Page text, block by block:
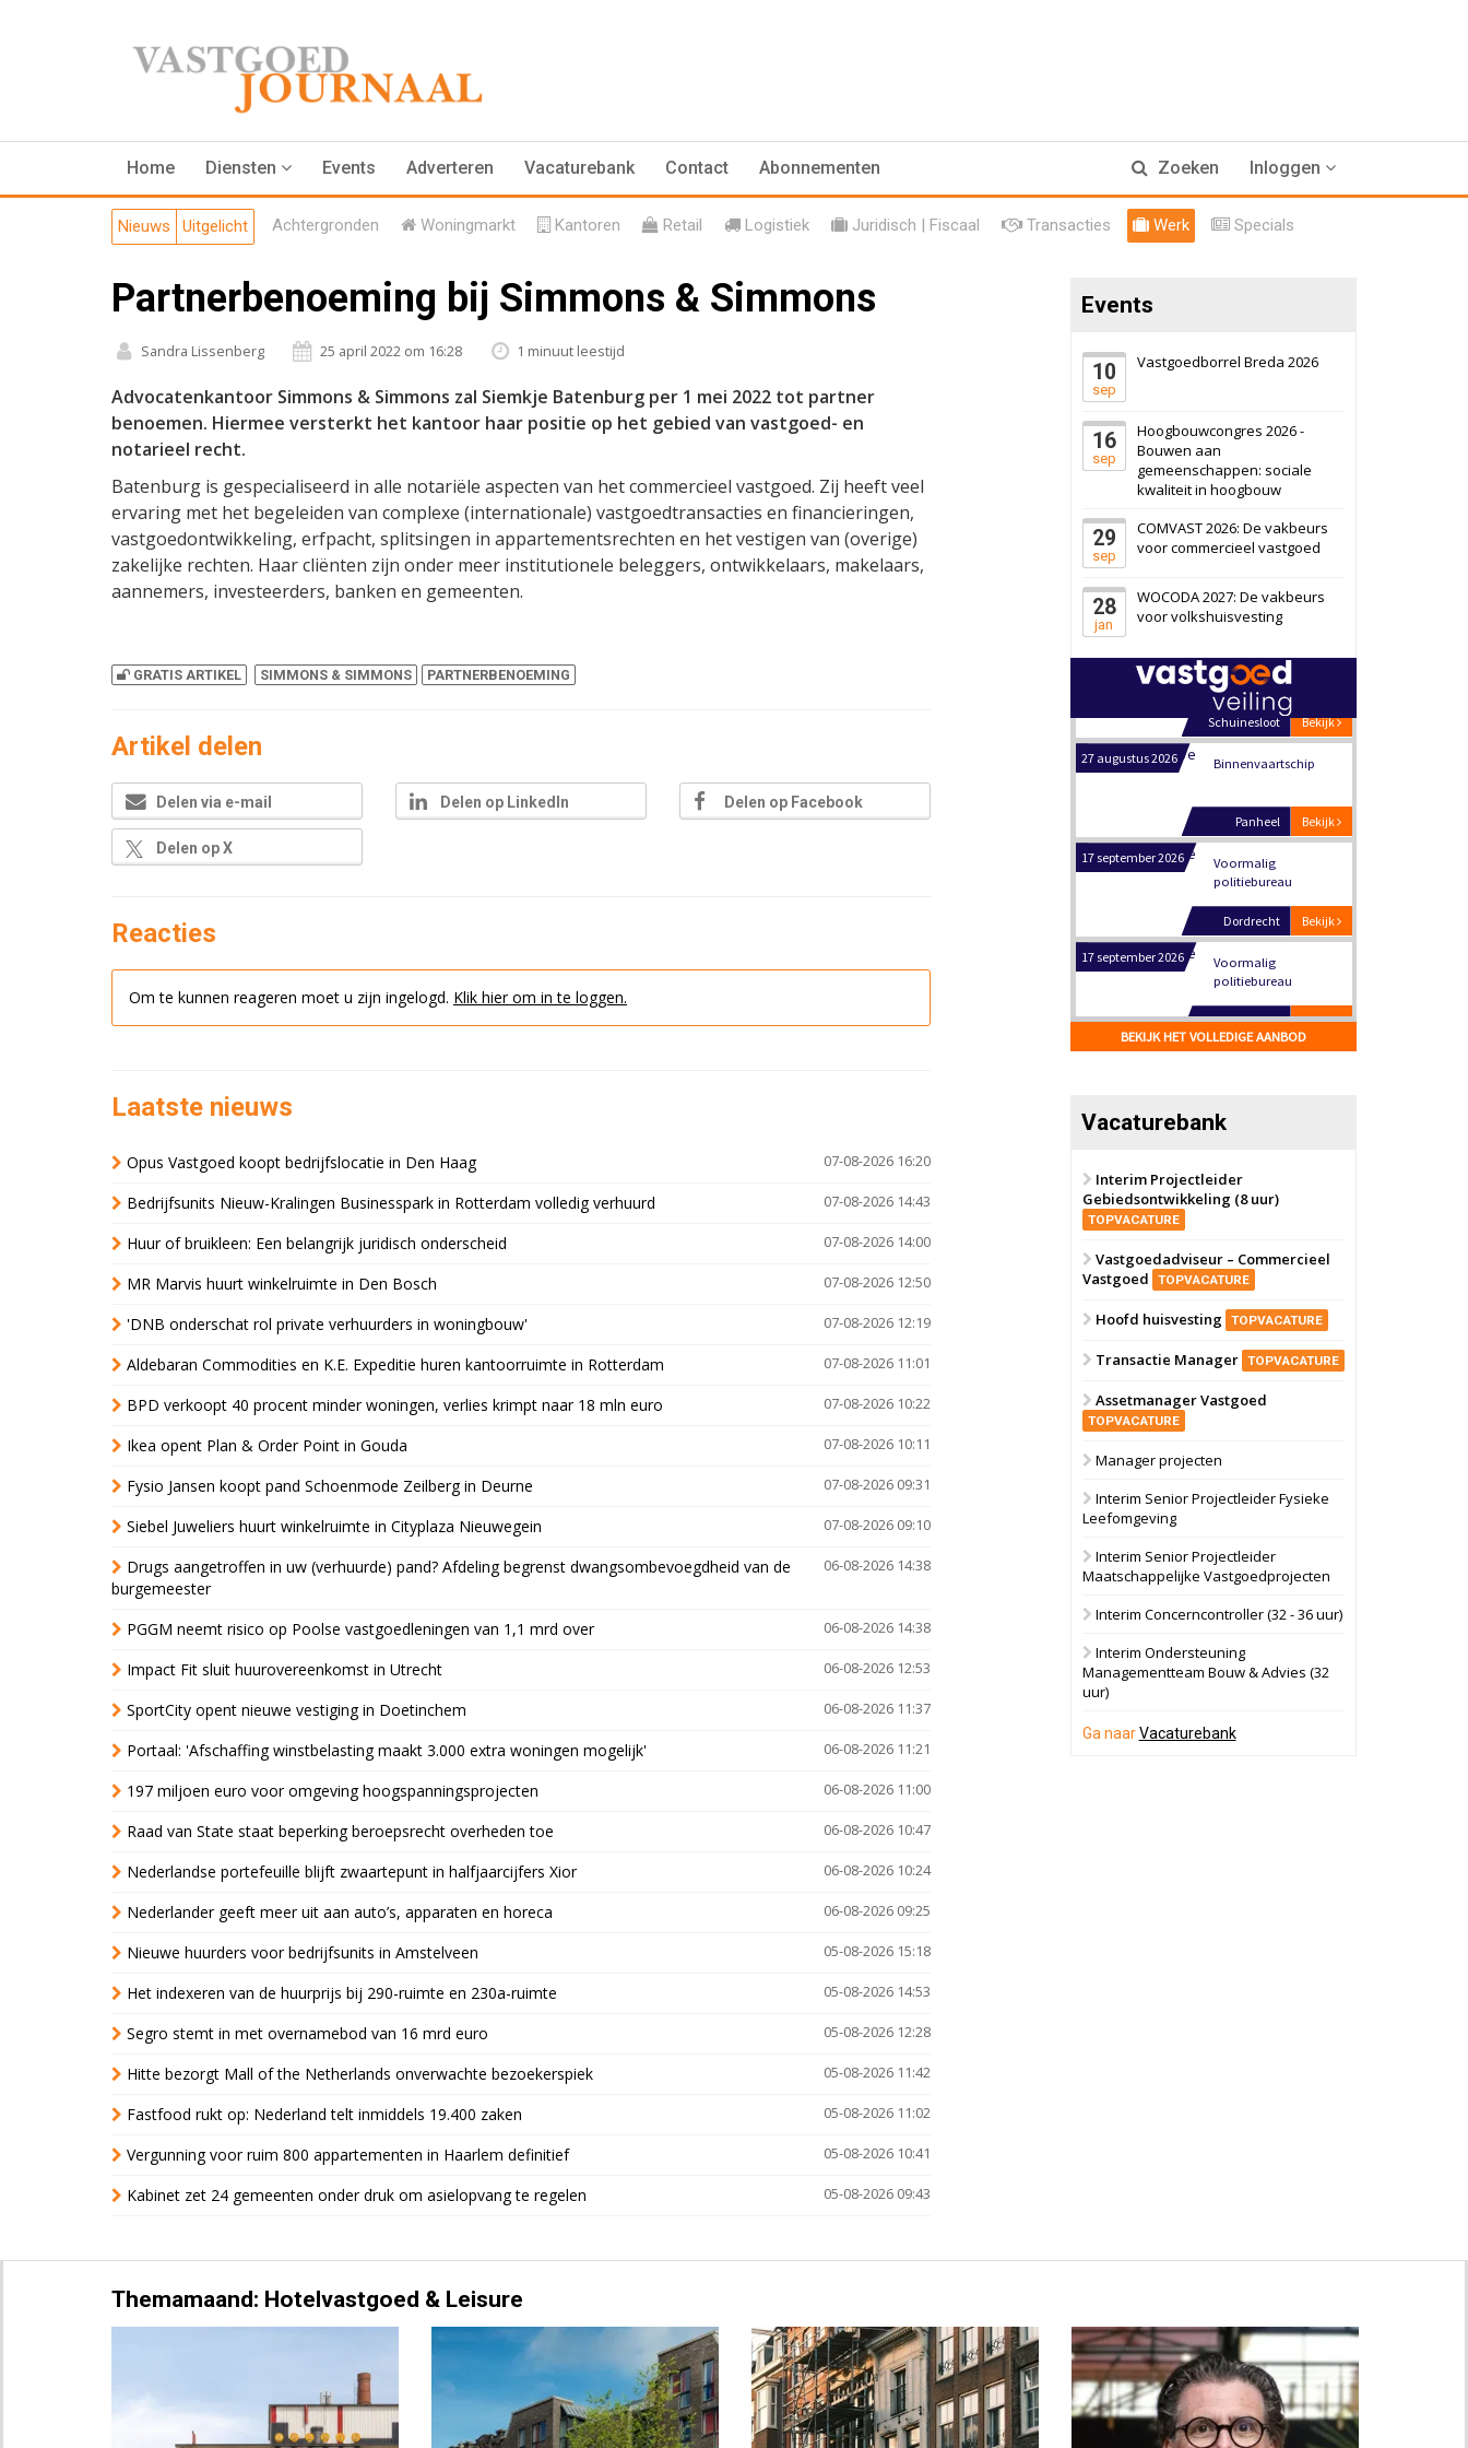
Home Diensten Events Adverteren Vacaturebank Contact Abonnementen Zoeken Inloggen
Nieuws Uitgelicht Achtergronden Woningmarkt Kantoren Retail Logistiek Juridisch | Fiscaal Transacties Werk Specials
Partnerbenoeming bij Simmons & Simmons
Sandra Lissenberg 25 april 2022 om 16:28 1 minuut leestijd
Advocatenkantoor Simmons & Simmons zal Siemkje Batenburg per 1 mei 2022 tot partner
benoemen. Hiermee versterkt het kantoor haar positie op het gebied van vastgoed- en
notarieel recht.
Batenburg is gespecialiseerd in alle notariële aspecten van het commercieel vastgoed. Zij heeft veel
ervaring met het begeleiden van complexe (internationale) vastgoedtransacties en financieringen,
vastgoedontwikkeling, erfpacht, splitsingen in appartementsrechten en het vestigen van (overige)
zakelijke rechten. Haar cliënten zijn onder meer institutionele beleggers, ontwikkelaars, makelaars,
aannemers, investeerders, banken en gemeenten.
GRATIS ARTIKEL SIMMONS & SIMMONS PARTNERBENOEMING
Artikel delen
Delen via e-mail Delen op LinkedIn Delen op Facebook
Delen op X
Reacties
Om te kunnen reageren moet u zijn ingelogd. Klik hier om in te loggen.
Laatste nieuws
07-08-2026 16:20
Opus Vastgoed koopt bedrijfslocatie in Den Haag
07-08-2026 14:43
Bedrijfsunits Nieuw-Kralingen Businesspark in Rotterdam volledig verhuurd
07-08-2026 14:00
Huur of bruikleen: Een belangrijk juridisch onderscheid
07-08-2026 12:50
MR Marvis huurt winkelruimte in Den Bosch
07-08-2026 12:19
'DNB onderschat rol private verhuurders in woningbouw'
07-08-2026 11:01
Aldebaran Commodities en K.E. Expeditie huren kantoorruimte in Rotterdam
07-08-2026 10:22
BPD verkoopt 40 procent minder woningen, verlies krimpt naar 18 mln euro
07-08-2026 10:11
Ikea opent Plan & Order Point in Gouda
07-08-2026 09:31
Fysio Jansen koopt pand Schoenmode Zeilberg in Deurne
07-08-2026 09:10
Siebel Juweliers huurt winkelruimte in Cityplaza Nieuwegein
06-08-2026 14:38
Drugs aangetroffen in uw (verhuurde) pand? Afdeling begrenst dwangsombevoegdheid van de
burgemeester
06-08-2026 14:38
PGGM neemt risico op Poolse vastgoedleningen van 1,1 mrd over
06-08-2026 12:53
Impact Fit sluit huurovereenkomst in Utrecht
06-08-2026 11:37
SportCity opent nieuwe vestiging in Doetinchem
06-08-2026 11:21
Portaal: 'Afschaffing winstbelasting maakt 3.000 extra woningen mogelijk'
06-08-2026 11:00
197 miljoen euro voor omgeving hoogspanningsprojecten
06-08-2026 10:47
Raad van State staat beperking beroepsrecht overheden toe
06-08-2026 10:24
Nederlandse portefeuille blijft zwaartepunt in halfjaarcijfers Xior
06-08-2026 09:25
Nederlander geeft meer uit aan auto’s, apparaten en horeca
05-08-2026 15:18
Nieuwe huurders voor bedrijfsunits in Amstelveen
05-08-2026 14:53
Het indexeren van de huurprijs bij 290-ruimte en 230a-ruimte
05-08-2026 12:28
Segro stemt in met overnamebod van 16 mrd euro
05-08-2026 11:42
Hitte bezorgt Mall of the Netherlands onverwachte bezoekerspiek
05-08-2026 11:02
Fastfood rukt op: Nederland telt inmiddels 19.400 zaken
05-08-2026 10:41
Vergunning voor ruim 800 appartementen in Haarlem definitief
05-08-2026 09:43
Kabinet zet 24 gemeenten onder druk om asielopvang te regelen
Events
10
sep
Vastgoedborrel Breda 2026
16
sep
Hoogbouwcongres 2026 -
Bouwen aan
gemeenschappen: sociale
kwaliteit in hoogbouw
29
sep
COMVAST 2026: De vakbeurs
voor commercieel vastgoed
28
jan
WOCODA 2027: De vakbeurs
voor volkshuisvesting
17 september 2026
Voormalig
politiebureau
17 september 2026
6 oktober 2026 Transformatieobject
Schiedam
22 september 2026 Attractiepark
Bekijk
Oranje
28 september 2026
bedrijventerrein
Schuinesloot
27 augustus 2026 Binnenvaartschip
17 september 2026
Voormalig
politiebureau
17 september 2026
Voormalig
politiebureau
17 september 2026
Voormalig
Zwanenburg
6 oktober 2026
Oranje
28 september 2026
bedrijventerrein
Bekijk
Schuinesloot
politiebureau
17 september 2026
Voormalig
BEKIJK HET VOLLEDIGE AANBOD
Vacaturebank
Interim Projectleider
Gebiedsontwikkeling (8 uur)
TOPVACATURE
Vastgoedadviseur – Commercieel
Vastgoed
TOPVACATURE
Hoofd huisvesting TOPVACATURE
Transactie Manager TOPVACATURE
Assetmanager Vastgoed
TOPVACATURE
Manager projecten
Interim Senior Projectleider Fysieke
Leefomgeving
Interim Senior Projectleider
Maatschappelijke Vastgoedprojecten
Interim Concerncontroller (32 - 36 uur)
Interim Ondersteuning
Managementteam Bouw & Advies (32
uur)
Ga naarVacaturebank
Themamaand: Hotelvastgoed & Leisure